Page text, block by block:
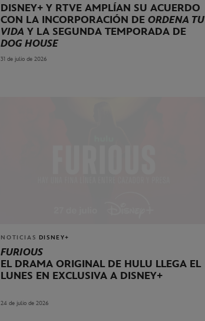
DISNEY+ Y RTVE AMPLÍAN SU ACUERDO
CON LA INCORPORACIÓN DEORDENA TU
VIDA Y LA SEGUNDA TEMPORADA DE
DOG HOUSE
31 de julio de 2026
NOTICIAS DISNEY+
FURIOUS
EL DRAMA ORIGINAL DE HULU LLEGA EL
LUNES EN EXCLUSIVA A DISNEY+
24 de julio de 2026